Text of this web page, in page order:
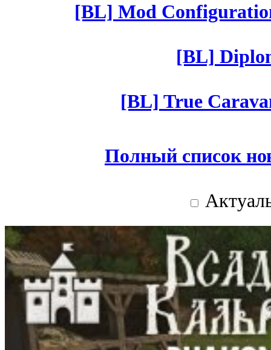
[BL] Mod
[BL]
[BL] True
Полный список